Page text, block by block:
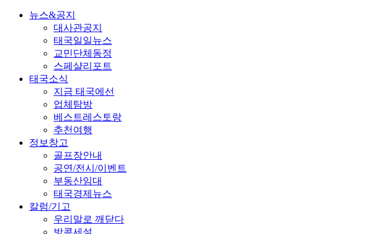
뉴스&공지
대사관공지
태국일일뉴스
교민단체동정
스페샬리포트
태국소식
지금 태국에선
업체탐방
베스트레스토랑
추천여행
정보창고
골프장안내
공연/전시/이벤트
부동산임대
태국경제뉴스
칼럼/기고
우리말로 깨닫다
방콕세설